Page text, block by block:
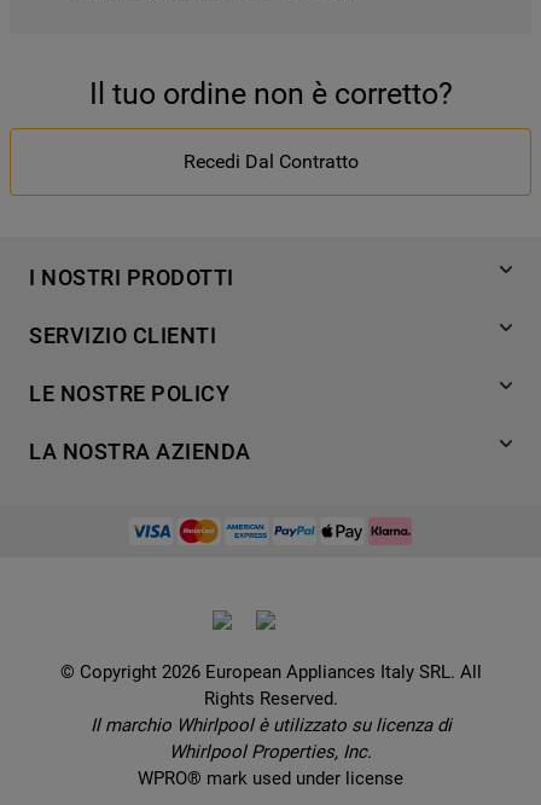
Il tuo ordine non è corretto?
Recedi Dal Contratto
I NOSTRI PRODOTTI
Refrigerazione
Cottura
Aria condizionata
Ricette
SERVIZIO CLIENTI
Supporto
Contatti
Service locator
Domande frequenti
Sul sicuro
LE NOSTRE POLICY
Cookie Policy
Etichette energetiche e schede prodotto
Codice etico
Dichiarazione di accessibilità
Preferenze Cookie
LA NOSTRA AZIENDA
Lavora con noi
© Copyright 2026 European Appliances Italy SRL. All
Rights Reserved.
Il marchio Whirlpool è utilizzato su licenza di
Whirlpool Properties, Inc.
WPRO® mark used under license